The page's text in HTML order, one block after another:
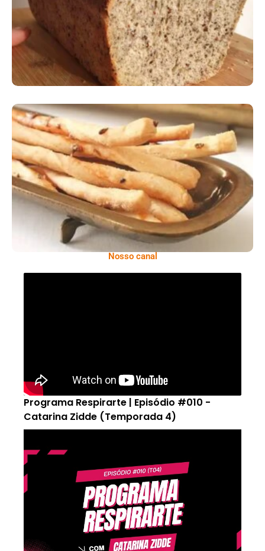
Comer Bem: Palitinhos De Cebola E Salsa
Nosso canal
Programa Respirarte | Episódio #010 -
Catarina Zidde (Temporada 4)